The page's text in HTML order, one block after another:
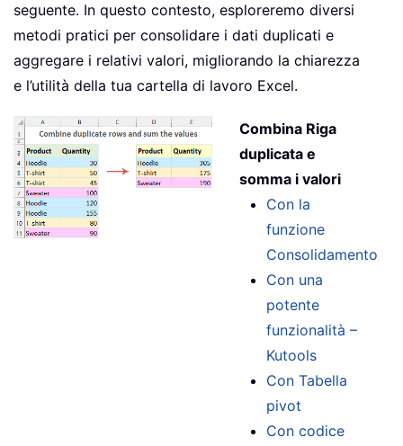
seguente. In questo contesto, esploreremo diversi
metodi pratici per consolidare i dati duplicati e
aggregare i relativi valori, migliorando la chiarezza
e l’utilità della tua cartella di lavoro Excel.
Combina Riga
duplicata e
somma i valori
Con la
funzione
Consolidamento
Con una
potente
funzionalità –
Kutools
Con Tabella
pivot
Con codice